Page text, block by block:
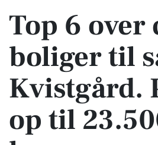
Top 6 over
boliger til
Kvistgård.
op til